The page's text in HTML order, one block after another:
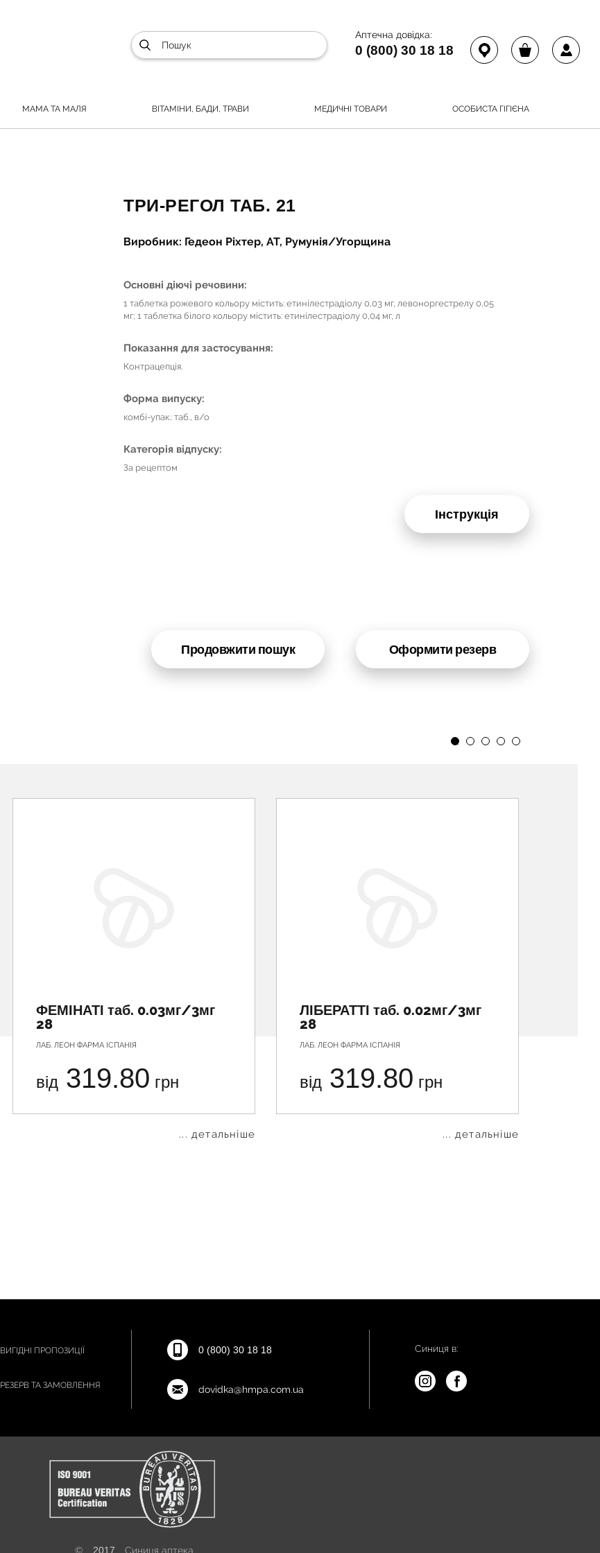
Аптечна довідка:
0 (800) 30 18 18
МАМА ТА МАЛЯ ВІТАМІНИ, БАДИ, ТРАВИ МЕДИЧНІ ТОВАРИ ОСОБИСТА ГІГІЄНА
ТРИ-РЕГОЛ ТАБ. 21
Виробник: Гедеон Ріхтер, АТ, Румунія/Угорщина
Основні діючі речовини:
1 таблетка рожевого кольору містить: етинілестрадіолу 0,03 мг, левоноргестрелу 0,05
мг; 1 таблетка білого кольору містить: етинілестрадіолу 0,04 мг, л
Показання для застосування:
Контрацепція.
Форма випуску:
комбі-упак.: таб., в/о
Категорія відпуску:
За рецептом
Інструкція
Продовжити пошук Оформити резерв
ФЕМІНАТІ таб. 0.03мг/3мг
28
ЛАБ. ЛЕОН ФАРМА ІСПАНІЯ
від 319.80 грн
... детальніше
ЛІБЕРАТТІ таб. 0.02мг/3мг
28
ЛАБ. ЛЕОН ФАРМА ІСПАНІЯ
від 319.80 грн
... детальніше
ВИГІДНІ ПРОПОЗИЦІЇ
РЕЗЕРВ ТА ЗАМОВЛЕННЯ
0 (800) 30 18 18
dovidka@hmpa.com.ua
Синиця в:
© 2017 Синиця аптека